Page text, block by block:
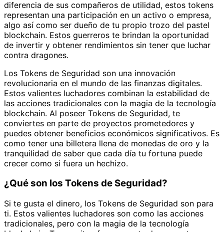
diferencia de sus compañeros de utilidad, estos tokens
representan una participación en un activo o empresa,
algo así como ser dueño de tu propio trozo del pastel
blockchain. Estos guerreros te brindan la oportunidad
de invertir y obtener rendimientos sin tener que luchar
contra dragones.
Los Tokens de Seguridad son una innovación
revolucionaria en el mundo de las finanzas digitales.
Estos valientes luchadores combinan la estabilidad de
las acciones tradicionales con la magia de la tecnología
blockchain. Al poseer Tokens de Seguridad, te
conviertes en parte de proyectos prometedores y
puedes obtener beneficios económicos significativos. Es
como tener una billetera llena de monedas de oro y la
tranquilidad de saber que cada día tu fortuna puede
crecer como si fuera un hechizo.
¿Qué son los Tokens de Seguridad?
Si te gusta el dinero, los Tokens de Seguridad son para
ti. Estos valientes luchadores son como las acciones
tradicionales, pero con la magia de la tecnología